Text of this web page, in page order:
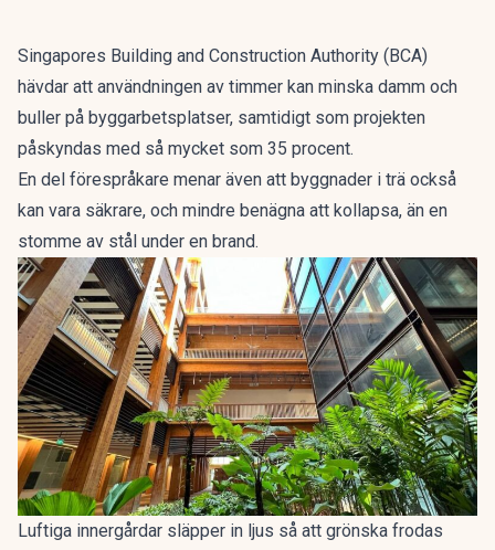
Singapores Building and Construction Authority (BCA)
hävdar att användningen av timmer kan minska damm och
buller på byggarbetsplatser, samtidigt som projekten
påskyndas med så mycket som 35 procent.
En del förespråkare menar även att byggnader i trä också
kan vara säkrare, och mindre benägna att kollapsa, än en
stomme av stål under en brand.
Luftiga innergårdar släpper in ljus så att grönska frodas